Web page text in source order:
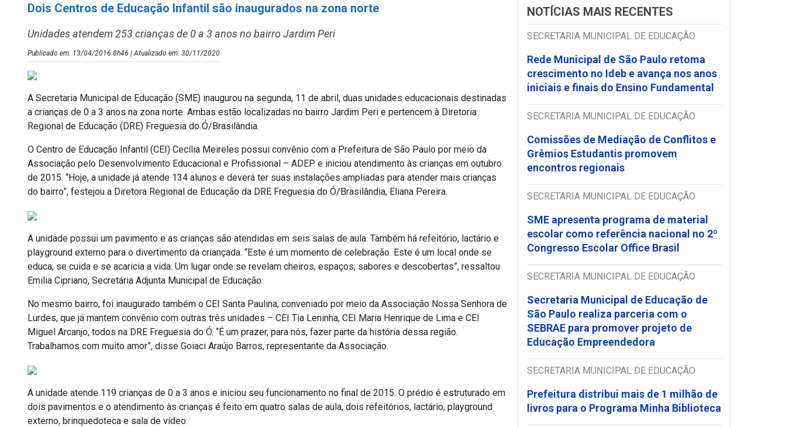
Dois Centros de Educação Infantil são inaugurados na zona norte
Unidades atendem 253 crianças de 0 a 3 anos no bairro Jardim Peri
Publicado em: 13/04/2016 8h46 | Atualizado em: 30/11/2020
A Secretaria Municipal de Educação (SME) inaugurou na segunda, 11 de abril, duas unidades educacionais destinadas
a crianças de 0 a 3 anos na zona norte. Ambas estão localizadas no bairro Jardim Peri e pertencem à Diretoria
Regional de Educação (DRE) Freguesia do Ó/Brasilândia.
O Centro de Educação Infantil (CEI) Cecília Meireles possui convênio com a Prefeitura de São Paulo por meio da
Associação pelo Desenvolvimento Educacional e Profissional – ADEP e iniciou atendimento às crianças em outubro
de 2015. “Hoje, a unidade já atende 134 alunos e deverá ter suas instalações ampliadas para atender mais crianças
do bairro”, festejou a Diretora Regional de Educação da DRE Freguesia do Ó/Brasilândia, Eliana Pereira.
A unidade possui um pavimento e as crianças são atendidas em seis salas de aula. Também há refeitório, lactário e
playground externo para o divertimento da criançada. “Este é um momento de celebração. Este é um local onde se
educa, se cuida e se acaricia a vida. Um lugar onde se revelam cheiros, espaços, sabores e descobertas”, ressaltou
Emilia Cipriano, Secretária Adjunta Municipal de Educação.
No mesmo bairro, foi inaugurado também o CEI Santa Paulina, conveniado por meio da Associação Nossa Senhora de
Lurdes, que já mantem convênio com outras três unidades – CEI Tia Leninha, CEI Maria Henrique de Lima e CEI
Miguel Arcanjo, todos na DRE Freguesia do Ó. “É um prazer, para nós, fazer parte da história dessa região.
Trabalhamos com muito amor”, disse Goiaci Araújo Barros, representante da Associação.
A unidade atende 119 crianças de 0 a 3 anos e iniciou seu funcionamento no final de 2015. O prédio é estruturado em
dois pavimentos e o atendimento às crianças é feito em quatro salas de aula, dois refeitórios, lactário, playground
externo, brinquedoteca e sala de vídeo.
NOTÍCIAS MAIS RECENTES
SECRETARIA MUNICIPAL DE EDUCAÇÃO
Rede Municipal de São Paulo retoma
crescimento no Ideb e avança nos anos
iniciais e finais do Ensino Fundamental
SECRETARIA MUNICIPAL DE EDUCAÇÃO
Comissões de Mediação de Conflitos e
Grêmios Estudantis promovem
encontros regionais
SECRETARIA MUNICIPAL DE EDUCAÇÃO
SME apresenta programa de material
escolar como referência nacional no 2º
Congresso Escolar Office Brasil
SECRETARIA MUNICIPAL DE EDUCAÇÃO
Secretaria Municipal de Educação de
São Paulo realiza parceria com o
SEBRAE para promover projeto de
Educação Empreendedora
SECRETARIA MUNICIPAL DE EDUCAÇÃO
Prefeitura distribui mais de 1 milhão de
livros para o Programa Minha Biblioteca